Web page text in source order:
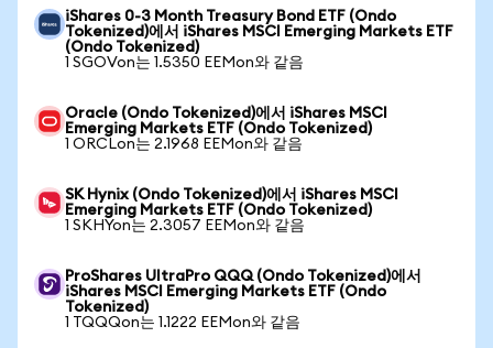
iShares 0-3 Month Treasury Bond ETF (Ondo
Tokenized)에서 iShares MSCI Emerging Markets ETF
(Ondo Tokenized)
1 SGOVon는 1.5350 EEMon와 같음
Oracle (Ondo Tokenized)에서 iShares MSCI
Emerging Markets ETF (Ondo Tokenized)
1 ORCLon는 2.1968 EEMon와 같음
SK Hynix (Ondo Tokenized)에서 iShares MSCI
Emerging Markets ETF (Ondo Tokenized)
1 SKHYon는 2.3057 EEMon와 같음
ProShares UltraPro QQQ (Ondo Tokenized)에서
iShares MSCI Emerging Markets ETF (Ondo
Tokenized)
1 TQQQon는 1.1222 EEMon와 같음